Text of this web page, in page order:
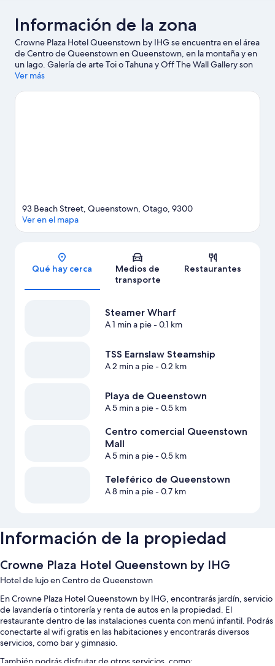
Información de la zona
Crowne Plaza Hotel Queenstown by IHG se encuentra en el área
de Centro de Queenstown en Queenstown, en la montaña y en
un lago. Galería de arte Toi o Tahuna y Off The Wall Gallery son
lugares culturales destacados, y algunos de los lugares cercanos
Queenstown y TSS Earnslaw Steamship. También vale la pena
Ver más
Sección del mapa
93 Beach Street, Queenstown, Otago, 9300
Ver en el mapa
Qué hay cerca
Medios de
transporte
Restaurantes
Steamer Wharf
A 1 min a pie- 0.1 km
TSS Earnslaw Steamship
A 2 min a pie- 0.2 km
Playa de Queenstown
A 5 min a pie- 0.5 km
Centro comercial Queenstown
Mall
A 5 min a pie- 0.5 km
Teleférico de Queenstown
A 8 min a pie- 0.7 km
Información de la propiedad
Crowne Plaza Hotel Queenstown by IHG
Hotel de lujo en Centro de Queenstown
En Crowne Plaza Hotel Queenstown by IHG, encontrarás jardín, servicio
de lavandería o tintorería y renta de autos en la propiedad. El
restaurante dentro de las instalaciones cuenta con menú infantil. Podrás
conectarte al wifi gratis en las habitaciones y encontrarás diversos
servicios, como bar y gimnasio.
También podrás disfrutar de otros servicios, como: